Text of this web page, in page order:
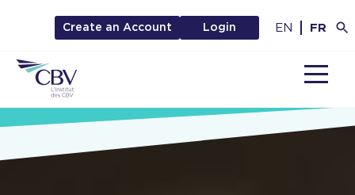
Create an Account Login EN FR